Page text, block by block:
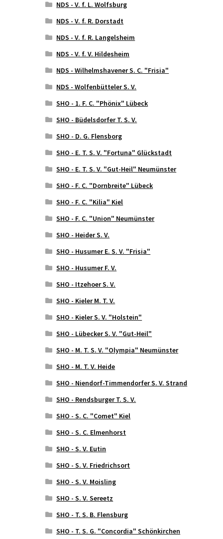
NDS - V. f. L. Wolfsburg
NDS - V. f. R. Dorstadt
NDS - V. f. R. Langelsheim
NDS - V. f. V. Hildesheim
NDS - Wilhelmshavener S. C. "Frisia"
NDS - Wolfenbütteler S. V.
SHO - 1. F. C. "Phönix" Lübeck
SHO - Büdelsdorfer T. S. V.
SHO - D. G. Flensborg
SHO - E. T. S. V. "Fortuna" Glückstadt
SHO - E. T. S. V. "Gut-Heil" Neumünster
SHO - F. C. "Dornbreite" Lübeck
SHO - F. C. "Kilia" Kiel
SHO - F. C. "Union" Neumünster
SHO - Heider S. V.
SHO - Husumer E. S. V. "Frisia"
SHO - Husumer F. V.
SHO - Itzehoer S. V.
SHO - Kieler M. T. V.
SHO - Kieler S. V. "Holstein"
SHO - Lübecker S. V. "Gut-Heil"
SHO - M. T. S. V. "Olympia" Neumünster
SHO - M. T. V. Heide
SHO - Niendorf-Timmendorfer S. V. Strand
SHO - Rendsburger T. S. V.
SHO - S. C. "Comet" Kiel
SHO - S. C. Elmenhorst
SHO - S. V. Eutin
SHO - S. V. Friedrichsort
SHO - S. V. Moisling
SHO - S. V. Sereetz
SHO - T. S. B. Flensburg
SHO - T. S. G. "Concordia" Schönkirchen